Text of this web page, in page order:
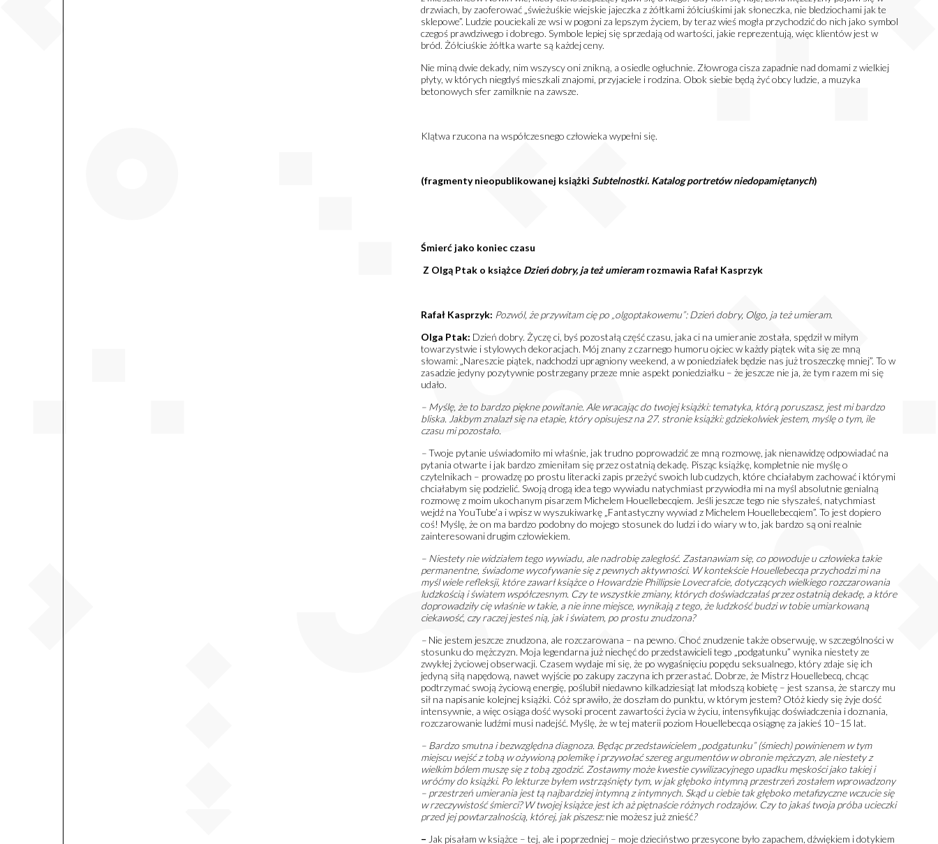
drzwiach, by zaoferować „świeżuśkie wiejskie jajeczka z żółtkami żółciuśkimi jak słoneczka, nie bledziochami jak te
sklepowe”. Ludzie pouciekali ze wsi w pogoni za lepszym życiem, by teraz wieś mogła przychodzić do nich jako symbol
czegoś prawdziwego i dobrego. Symbole lepiej się sprzedają od wartości, jakie reprezentują, więc klientów jest w
bród. Żółciuśkie żółtka warte są każdej ceny.
Nie miną dwie dekady, nim wszyscy oni znikną, a osiedle ogłuchnie. Złowroga cisza zapadnie nad domami z wielkiej
płyty, w których niegdyś mieszkali znajomi, przyjaciele i rodzina. Obok siebie będą żyć obcy ludzie, a muzyka
betonowych sfer zamilknie na zawsze.
Klątwa rzucona na współczesnego człowieka wypełni się.
(fragmenty nieopublikowanej książki Subtelnostki. Katalog portretów niedopamiętanych)
Śmierć jako koniec czasu
Z Olgą Ptak o książce Dzień dobry, ja też umieramrozmawia Rafał Kasprzyk
Rafał Kasprzyk: Pozwól, że przywitam cię po „olgoptakowemu”: Dzień dobry, Olgo, ja też umieram.
Olga Ptak: Dzień dobry. Życzę ci, byś pozostałą część czasu, jaka ci na umieranie została, spędził w miłym
towarzystwie i stylowych dekoracjach. Mój znany z czarnego humoru ojciec w każdy piątek wita się ze mną
słowami: „Nareszcie piątek, nadchodzi upragniony weekend, a w poniedziałek będzie nas już troszeczkę mniej”. To w
zasadzie jedyny pozytywnie postrzegany przeze mnie aspekt poniedziałku – że jeszcze nie ja, że tym razem mi się
udało.
– Myślę, że to bardzo piękne powitanie. Ale wracając do twojej książki: tematyka, którą poruszasz, jest mi bardzo
bliska. Jakbym znalazł się na etapie, który opisujesz na 27. stronie książki: gdziekolwiek jestem, myślę o tym, ile
czasu mi pozostało.
–Twoje pytanie uświadomiło mi właśnie, jak trudno poprowadzić ze mną rozmowę, jak nienawidzę odpowiadać na
pytania otwarte i jak bardzo zmieniłam się przez ostatnią dekadę. Pisząc książkę, kompletnie nie myślę o
czytelnikach – prowadzę po prostu literacki zapis przeżyć swoich lub cudzych, które chciałabym zachować i którymi
chciałabym się podzielić. Swoją drogą idea tego wywiadu natychmiast przywiodła mi na myśl absolutnie genialną
rozmowę z moim ukochanym pisarzem Michelem Houellebecqiem. Jeśli jeszcze tego nie słyszałeś, natychmiast
wejdź na YouTube’a i wpisz w wyszukiwarkę „Fantastyczny wywiad z Michelem Houellebecqiem”. To jest dopiero
coś! Myślę, że on ma bardzo podobny do mojego stosunek do ludzi i do wiary w to, jak bardzo są oni realnie
zainteresowani drugim człowiekiem.
– Niestety nie widziałem tego wywiadu, ale nadrobię zaległość. Zastanawiam się, co powoduje u człowieka takie
permanentne, świadome wycofywanie się z pewnych aktywności. W kontekście Houellebecqa przychodzi mi na
myśl wiele refleksji, które zawarł książce o Howardzie Phillipsie Lovecrafcie, dotyczących wielkiego rozczarowania
ludzkością i światem współczesnym. Czy te wszystkie zmiany, których doświadczałaś przez ostatnią dekadę, a które
doprowadziły cię właśnie w takie, a nie inne miejsce, wynikają z tego, że ludzkość budzi w tobie umiarkowaną
ciekawość, czy raczej jesteś nią, jak i światem, po prostu znudzona?
– Nie jestem jeszcze znudzona, ale rozczarowana – na pewno. Choć znudzenie także obserwuję, w szczególności w
stosunku do mężczyzn. Moja legendarna już niechęć do przedstawicieli tego „podgatunku” wynika niestety ze
zwykłej życiowej obserwacji. Czasem wydaje mi się, że po wygaśnięciu popędu seksualnego, który zdaje się ich
jedyną siłą napędową, nawet wyjście po zakupy zaczyna ich przerastać. Dobrze, że Mistrz Houellebecq, chcąc
podtrzymać swoją życiową energię, poślubił niedawno kilkadziesiąt lat młodszą kobietę – jest szansa, że starczy mu
sił na napisanie kolejnej książki. Cóż sprawiło, że doszłam do punktu, w którym jestem? Otóż kiedy się żyje dość
intensywnie, a więc osiąga dość wysoki procent zawartości życia w życiu, intensyfikując doświadczenia i doznania,
rozczarowanie ludźmi musi nadejść. Myślę, że w tej materii poziom Houellebecqa osiągnę za jakieś 10–15 lat.
– Bardzo smutna i bezwzględna diagnoza. Będąc przedstawicielem „podgatunku” (śmiech) powinienem w tym
miejscu wejść z tobą w ożywioną polemikę i przywołać szereg argumentów w obronie mężczyzn, ale niestety z
wielkim bólem muszę się z tobą zgodzić. Zostawmy może kwestie cywilizacyjnego upadku męskości jako takiej i
wróćmy do książki. Po lekturze byłem wstrząśnięty tym, w jak głęboko intymną przestrzeń zostałem wprowadzony
– przestrzeń umierania jest tą najbardziej intymną z intymnych. Skąd u ciebie tak głęboko metafizyczne wczucie się
w rzeczywistość śmierci? W twojej książce jest ich aż piętnaście różnych rodzajów. Czy to jakaś twoja próba ucieczki
przed jej powtarzalnością, której, jak piszesz:nie możesz już znieść?
– Jak pisałam w książce – tej, ale i poprzedniej – moje dzieciństwo przesycone było zapachem, dźwiękiem i dotykiem